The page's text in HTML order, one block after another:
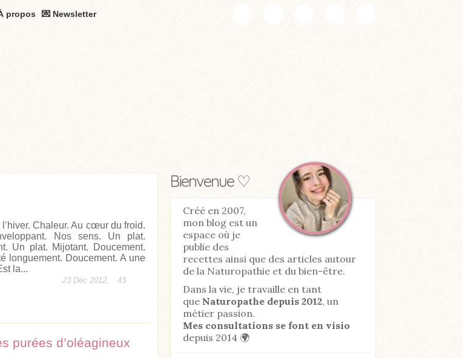
propos 💌 Newsletter
Chaleur. Au cœur du froid.
Nos sens. Un plat.
Un plat. Mijotant. Doucement.
longuement. Doucement. A une
la...
23 Déc 2012, 43
purées d’oléagineux
Bienvenue ♡
Créé en 2007,
mon blog est un
espace où je
publie des
recettes ainsi que des articles autour
de la Naturopathie et du bien-être.
Dans la vie, je travaille en tant
que Naturopathe depuis 2012, un
métier passion.
Mes consultations se font en visio
depuis 2014 🌍